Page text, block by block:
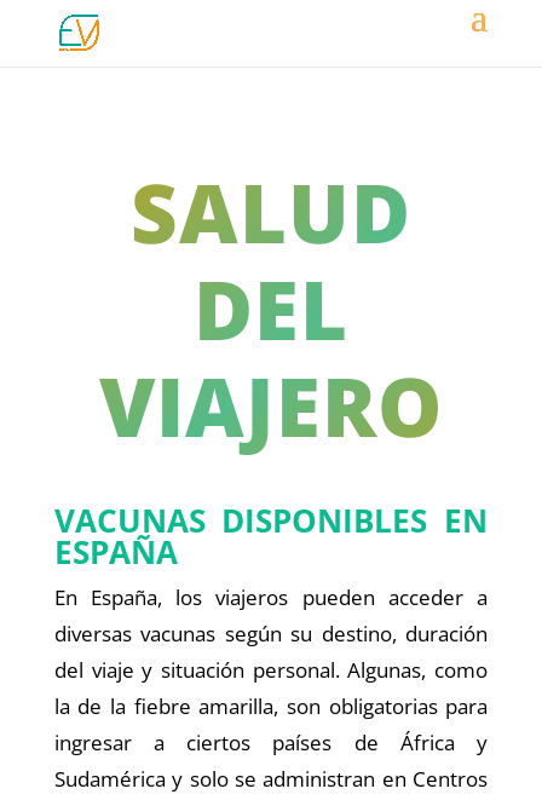
SALUD
DEL
VIAJERO
VACUNAS DISPONIBLES EN
ESPAÑA
En España, los viajeros pueden acceder a
diversas vacunas según su destino, duración
del viaje y situación personal. Algunas, como
la de la fiebre amarilla, son obligatorias para
ingresar a ciertos países de África y
Sudamérica y solo se administran en Centros